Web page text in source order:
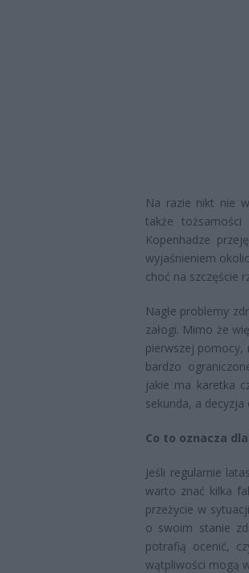
Na razie nikt nie
także
Kopenhadze
wyjaśnieniem
choć na szczęście
Nagłe problemy
załogi. Mimo że
pierwszej pomocy,
bardzo
jakie ma karetka
sekunda, a
Co to oznacza
Jeśli regularnie
warto znać kilka
przeżycie w
o swoim stanie
potrafią ocenić,
wątpliwości mogą